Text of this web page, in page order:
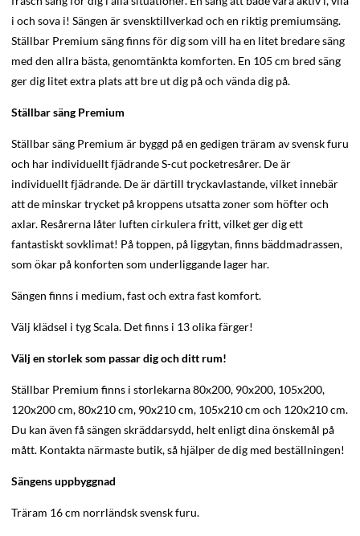
i och sova i! Sängen är svensktillverkad och en riktig premiumsäng.
Ställbar Premium säng finns för dig som vill ha en litet bredare säng
med den allra bästa, genomtänkta komforten. En 105 cm bred säng
ger dig litet extra plats att bre ut dig på och vända dig på.
Ställbar säng Premium
Ställbar säng Premium är byggd på en gedigen träram av svensk furu
och har individuellt fjädrande S-cut pocketresårer. De är
individuellt fjädrande. De är därtill tryckavlastande, vilket innebär
att de minskar trycket på kroppens utsatta zoner som höfter och
axlar. Resårerna låter luften cirkulera fritt, vilket ger dig ett
fantastiskt sovklimat! På toppen, på liggytan, finns bäddmadrassen,
som ökar på konforten som underliggande lager har.
Sängen finns i medium, fast och extra fast komfort.
Välj klädsel i tyg Scala. Det finns i 13 olika färger!
Välj en storlek som passar dig och ditt rum!
Ställbar Premium finns i storlekarna 80x200, 90x200, 105x200,
120x200 cm, 80x210 cm, 90x210 cm, 105x210 cm och 120x210 cm.
Du kan även få sängen skräddarsydd, helt enligt dina önskemål på
mått. Kontakta närmaste butik, så hjälper de dig med beställningen!
Sängens uppbyggnad
Träram 16 cm norrländsk svensk furu.